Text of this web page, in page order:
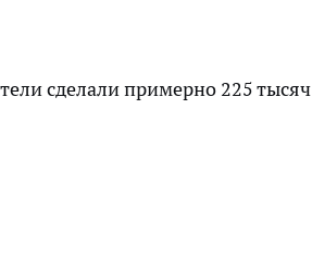
сделали примерно 225 тысяч